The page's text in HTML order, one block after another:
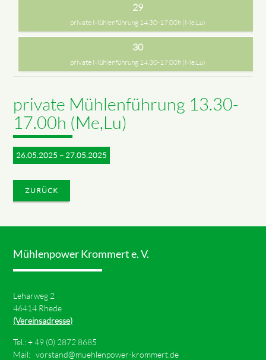
29
private Mühlenführung 14.30-17.00h (Me,Lu)
30
private Mühlenführung 14.30-17.00h (Me,Lu)
private Mühlenführung 13.30-
17.00h (Me,Lu)
26.05.2025 – 27.05.2025
ZURÜCK
Mühlenpower Krommert e. V.
Leharweg 2
46414 Rhede
(Vereinsadresse)
Tel.: +49 (0) 2872 8685
Mail:vorstand@muehlenpower-krommert.de